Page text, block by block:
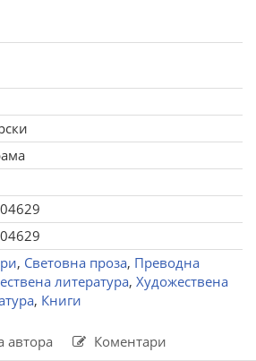
, Световна проза, Преводна
литература, Художествена
, Книги
автора Коментари